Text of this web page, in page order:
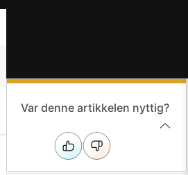
Var denne artikkelen nyttig?